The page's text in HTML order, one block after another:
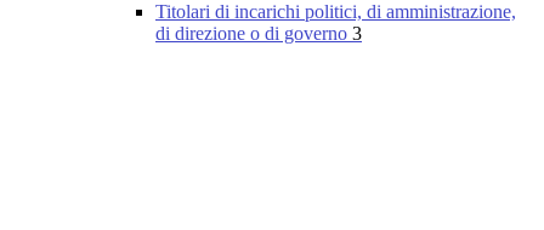
Titolari di incarichi politici, di amministrazione,
di direzione o di governo 3